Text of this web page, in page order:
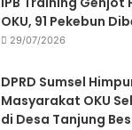
OKU, 91 Pekebun
29/07/2026
DPRD Sumsel
Masyarakat OKU
di Desa Tanjung